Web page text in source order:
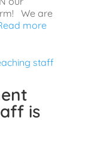
We are
more
is